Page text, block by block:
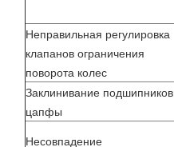
Неправильная регулировка
клапанов ограничения
поворота колес
Заклинивание подшипников
цапфы
Несовпадение